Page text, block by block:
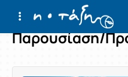
Παρουσίαση/